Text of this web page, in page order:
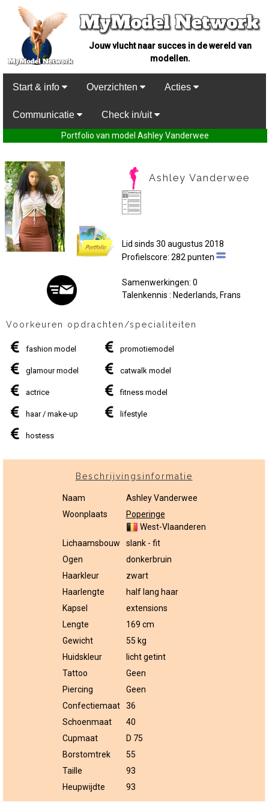
Jouw vlucht naar succes in de wereld van
modellen.
Start & info Overzichten Acties
Communicatie Check in/uit
Portfolio van model Ashley Vanderwee
Ashley Vanderwee
Lid sinds 30 augustus 2018
Profielscore: 282 punten
Samenwerkingen: 0
Talenkennis : Nederlands, Frans
Voorkeuren opdrachten/specialiteiten
fashion model promotiemodel
glamour model catwalk model
actrice fitness model
haar / make-up lifestyle
hostess
Beschrijvingsinformatie
Naam
Ashley Vanderwee
Woonplaats
Poperinge
West-Vlaanderen
Lichaamsbouw
slank - fit
Ogen
donkerbruin
Haarkleur
zwart
Haarlengte
half lang haar
Kapsel
extensions
Lengte
169 cm
Gewicht
55 kg
Huidskleur
licht getint
Tattoo
Geen
Piercing
Geen
Confectiemaat
36
Schoenmaat
40
Cupmaat
D 75
Borstomtrek
55
Taille
93
Heupwijdte
93